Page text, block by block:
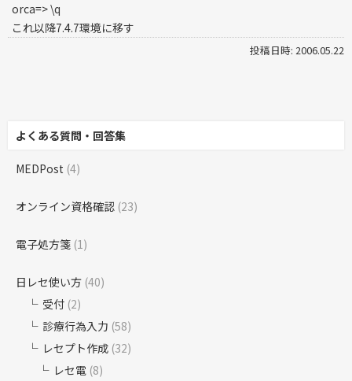
orca=> \q
これ以降7.4.7環境に移す
投稿日時: 2006.05.22
よくある質問・回答集
MEDPost (4)
オンライン資格確認 (23)
電子処方箋 (1)
日レセ使い方 (40)
受付 (2)
診療行為入力 (58)
レセプト作成 (32)
レセ電 (8)